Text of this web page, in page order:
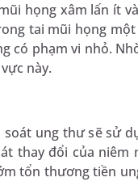
họng xâm lấn ít
tai mũi họng
có phạm vi nhỏ.
này.
ung thư sẽ sử
thay đổi của
tổn thương tiền